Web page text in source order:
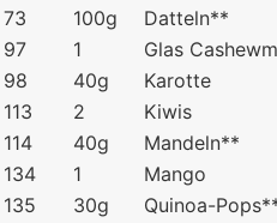
73
100g Datteln**
97
1 Glas
98
40g Karotte
113
2 Kiwis
114
40g Mandeln**
134
1 Mango
135
30g Quinoa-